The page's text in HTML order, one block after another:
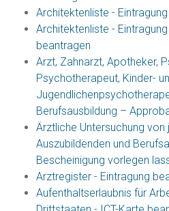
Architektenliste -
Architektenliste -
beantragen
Arzt, Zahnarzt, Apotheker,
Psychotherapeut, Kinder-
Berufsausbildung –
Ärztliche Untersuchung von
Auszubildenden und
Bescheinigung vorlegen
Arztregister - Eintragung
Aufenthaltserlaubnis für